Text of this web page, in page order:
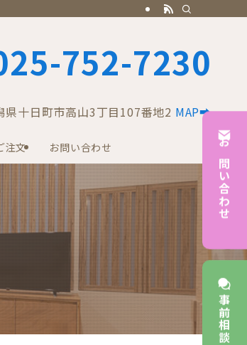
注文 お問い合わせ
752-7230
十日町市高山3丁目107番地2 MAP➡
お問い合わせ
事前相談